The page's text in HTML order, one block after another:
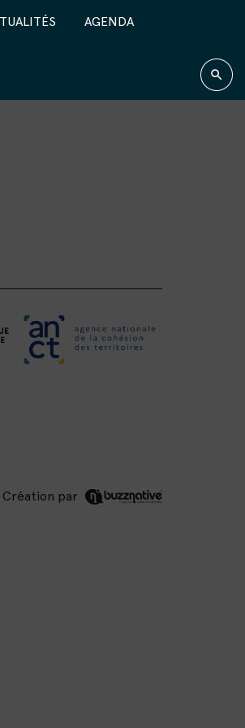
AGENDA
Création par